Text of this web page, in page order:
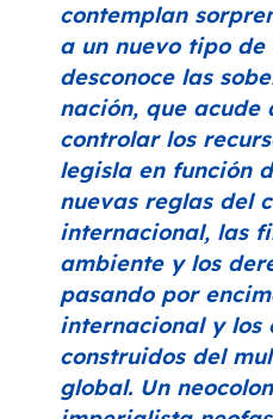
contemplan
a un nuevo tipo
desconoce las
nación, que
controlar los
legisla en función
nuevas reglas del
internacional, las
ambiente y los
pasando por
internacional y los
construidos del
global. Un